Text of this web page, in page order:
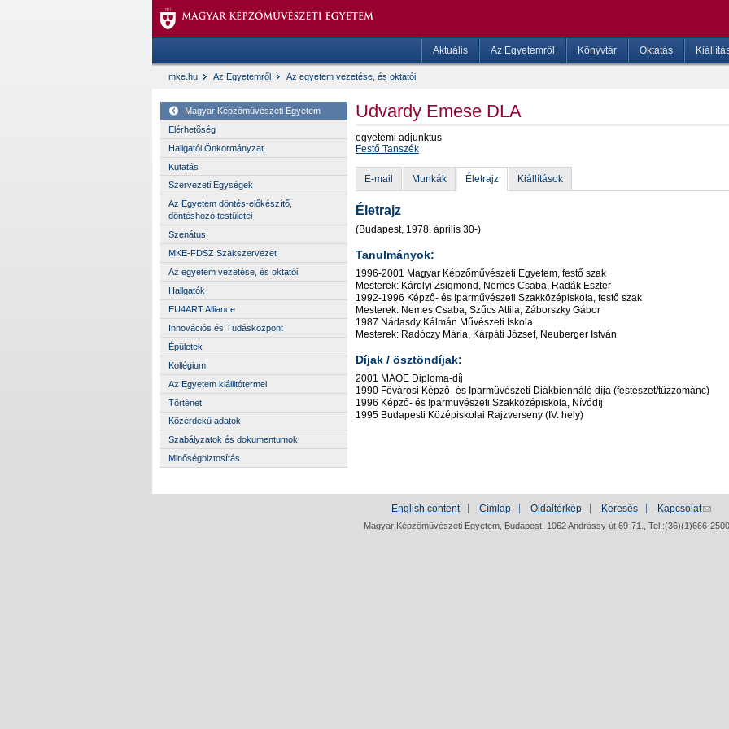
Aktuális Az Egyetemről Könyvtár Oktatás
mke.hu Az Egyetemről Az egyetem vezetése, és oktatói
Magyar Képzőművészeti Egyetem
Elérhetõség
Hallgatói Önkormányzat
Kutatás
Szervezeti Egységek
Az Egyetem döntés-előkészítő,
döntéshozó testületei
Szenátus
MKE-FDSZ Szakszervezet
Az egyetem vezetése, és oktatói
Hallgatók
EU4ART Alliance
Innovációs és Tudásközpont
Épületek
Kollégium
Az Egyetem kiállitótermei
Történet
Közérdekű adatok
Szabályzatok és dokumentumok
Minőségbiztosítás
Udvardy Emese DLA
egyetemi adjunktus
Festő Tanszék
E-mail Munkák Életrajz Kiállítások
Életrajz
(Budapest, 1978. április 30-)
Tanulmányok:
1996-2001 Magyar Képzőművészeti Egyetem, festő szak
Mesterek: Károlyi Zsigmond, Nemes Csaba, Radák Eszter
1992-1996 Képző- és Iparművészeti Szakközépiskola, festő szak
Mesterek: Nemes Csaba, Szűcs Attila, Záborszky Gábor
1987 Nádasdy Kálmán Művészeti Iskola
Mesterek: Radóczy Mária, Kárpáti József, Neuberger István
Díjak / ösztöndíjak:
2001 MAOE Diploma-díj
1990 Fővárosi Képző- és Iparművészeti Diákbiennálé díja (festészet/tűzzománc)
1996 Képző- és Iparmuvészeti Szakközépiskola, Nívódíj
1995 Budapesti Középiskolai Rajzverseny (IV. hely)
English content Címlap Oldaltérkép Keresés Kapcsolat
Magyar Képzőművészeti Egyetem, Budapest, 1062 Andrássy út 69-71., Tel.:(36)(1)666-2500